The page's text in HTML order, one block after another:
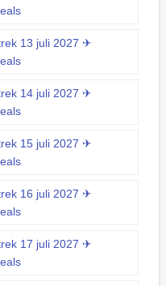
13 juli 2027 ✈
14 juli 2027 ✈
15 juli 2027 ✈
16 juli 2027 ✈
17 juli 2027 ✈